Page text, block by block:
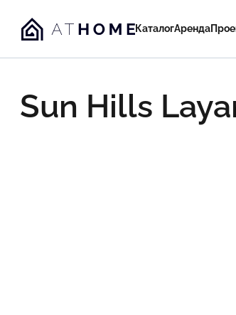
КаталогАренда
Sun Hills